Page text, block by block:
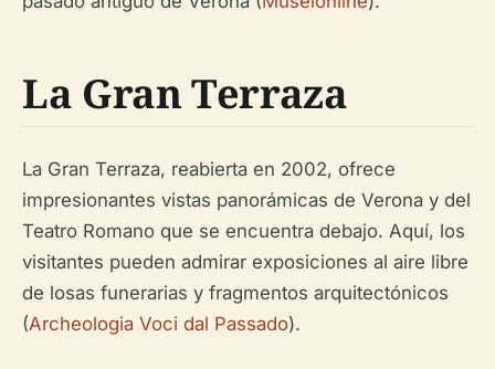
La Gran Terraza
La Gran Terraza, reabierta en 2002, ofrece
impresionantes vistas panorámicas de Verona y del
Teatro Romano que se encuentra debajo. Aquí, los
visitantes pueden admirar exposiciones al aire libre
de losas funerarias y fragmentos arquitectónicos
(Archeologia Voci dal Passado).